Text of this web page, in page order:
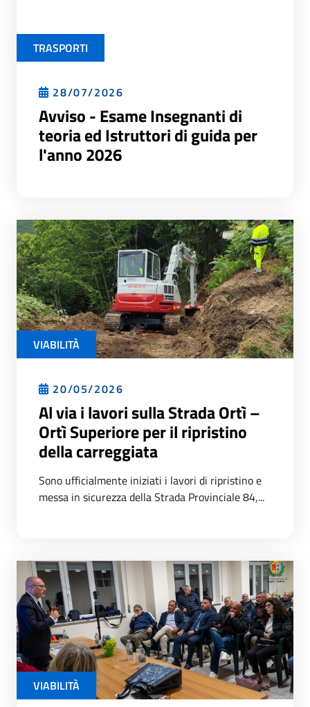
TRASPORTI
28/07/2026
Avviso - Esame Insegnanti di
teoria ed Istruttori di guida per
l'anno 2026
VIABILITÀ
20/05/2026
Al via i lavori sulla Strada Ortì –
Ortì Superiore per il ripristino
della carreggiata
Sono ufficialmente iniziati i lavori di ripristino e
messa in sicurezza della Strada Provinciale 84,...
VIABILITÀ